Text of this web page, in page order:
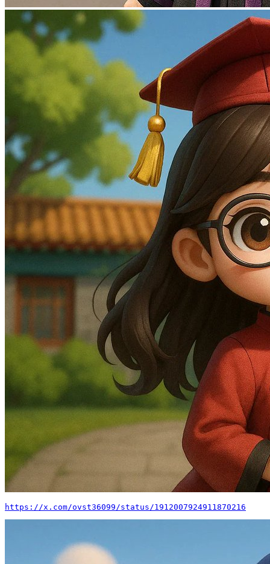
https://x.com/ovst36099/status/1912007924911870216